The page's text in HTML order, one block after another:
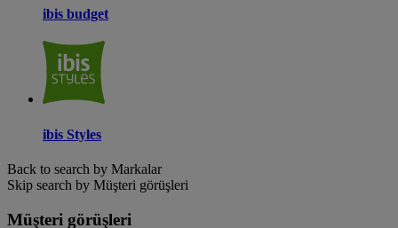
ibis budget
ibis Styles
Back to search by Markalar
Skip search by Müşteri görüşleri
Müşteri görüşleri